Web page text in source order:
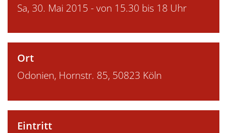
Sa, 30. Mai 2015 - von 15.30 bis 18 Uhr
Ort
Odonien, Hornstr. 85, 50823 Köln
Eintritt